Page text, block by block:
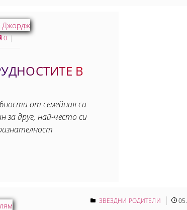
0
В
от семейния си
за друг, най-често си
ЗВЕЗДНИ РОДИТЕЛИ